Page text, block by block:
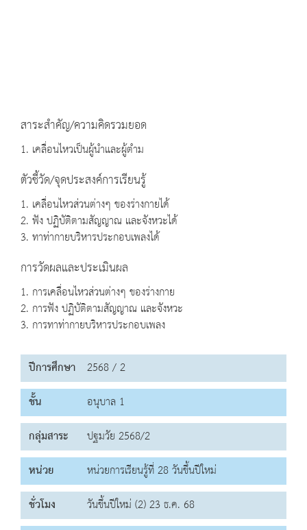
สาระสำคัญ/ความคิดรวมยอด
1. เคลื่อนไหวเป็นผู้นำและผู้ตำม
ตัวชี้วัด/จุดประสงค์การเรียนรู้
1. เคลื่อนไหวส่วนต่างๆ ของร่างกายได้
2. ฟัง ปฏิบัติตามสัญญาณ และจังหวะได้
3. ทาท่ากายบริหารประกอบเพลงได้
การวัดผลและประเมินผล
1. การเคลื่อนไหวส่วนต่างๆ ของร่างกาย
2. การฟัง ปฏิบัติตามสัญญาณ และจังหวะ
3. การทาท่ากายบริหารประกอบเพลง
ปีการศึกษา 2568 / 2
ชั้น
อนุบาล 1
กลุ่มสาระ
ปฐมวัย 2568/2
หน่วย
หน่วยการเรียนรู้ที่ 28 วันขึ้นปีใหม่
ชั่วโมง
วันขึ้นปีใหม่ (2) 23 ธ.ค. 68